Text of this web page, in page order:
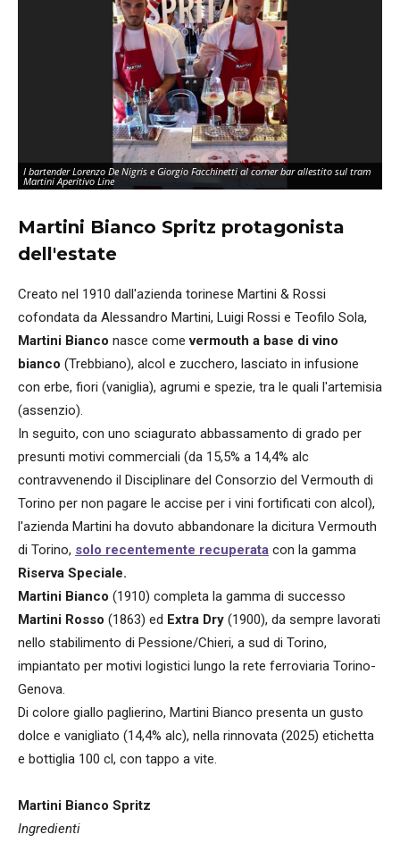
I bartender Lorenzo De Nigris e Giorgio Facchinetti al corner bar allestito sul tram
Martini Aperitivo Line
Martini Bianco Spritz protagonista
dell'estate
Creato nel 1910 dall'azienda torinese Martini & Rossi
cofondata da Alessandro Martini, Luigi Rossi e Teofilo Sola,
Martini Bianco nasce comevermouth a base di vino
bianco (Trebbiano), alcol e zucchero, lasciato in infusione
con erbe, fiori (vaniglia), agrumi e spezie, tra le quali l'artemisia
(assenzio).
In seguito, con uno sciagurato abbassamento di grado per
presunti motivi commerciali (da 15,5% a 14,4% alc
contravvenendo il Disciplinare del Consorzio del Vermouth di
Torino per non pagare le accise per i vini fortificati con alcol),
l'azienda Martini ha dovuto abbandonare la dicitura Vermouth
di Torino, solo recentemente recuperata con la gamma
Riserva Speciale.
Martini Bianco (1910) completa la gamma di successo
Martini Rosso (1863) ed Extra Dry (1900), da sempre lavorati
nello stabilimento di Pessione/Chieri, a sud di Torino,
impiantato per motivi logistici lungo la rete ferroviaria Torino-
Genova.
Di colore giallo paglierino, Martini Bianco presenta un gusto
dolce e vanigliato (14,4% alc), nella rinnovata (2025) etichetta
e bottiglia 100 cl, con tappo a vite.
Martini Bianco Spritz
Ingredienti